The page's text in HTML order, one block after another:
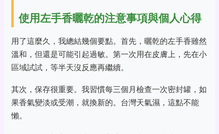
使用左手香曬乾的注意事項與個人心得
用了這麼久，我總結幾個要點。首先，曬乾的左手香雖然
溫和，但還是可能引起過敏。第一次用在皮膚上，先在小
區域試試，等半天沒反應再繼續。
其次，保存很重要。我習慣每三個月檢查一次密封罐，如
果香氣變淡或受潮，就換新的。台灣天氣濕，這點不能
懶。